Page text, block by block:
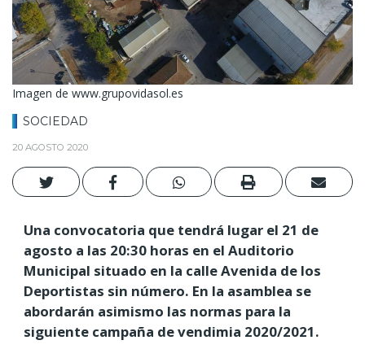
Imagen de www.grupovidasol.es
SOCIEDAD
20 AGOSTO 2020
Una convocatoria que tendrá lugar el 21 de
agosto a las 20:30 horas en el Auditorio
Municipal situado en la calle Avenida de los
Deportistas sin número. En la asamblea se
abordarán asimismo las normas para la
siguiente campaña de vendimia 2020/2021.